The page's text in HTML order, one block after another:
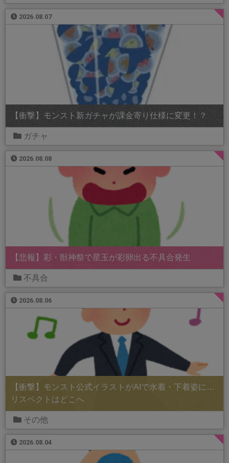
2026.08.07
【衝撃】モンスト新ガチャが課金寄り仕様に変更！？
ガチャ
2026.08.08
【悲報】彩・獣神祭で星玉が彩卵出る不具合発生
不具合
2026.08.06
【衝撃】モンスト公式イラストがAIで水着・下着姿に…
リスペクトはどこへ
その他
2026.08.04